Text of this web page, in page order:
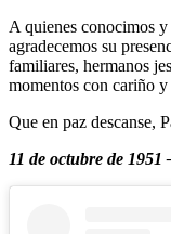
A quienes conocimos
agradecemos su
familiares, hermanos
momentos con cariño
Que en paz descanse,
11 de octubre de